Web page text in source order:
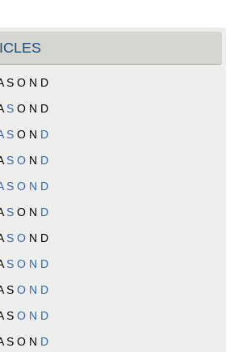
S O N D
S O N D
S O N D
S O N D
S O N D
S O N D
S O N D
S O N D
S O N D
S O N D
S O N D